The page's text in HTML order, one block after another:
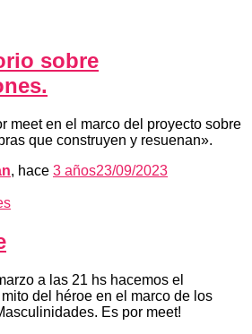
sobre
meet en el marco del proyecto sobre
que construyen y resuenan».
, hace 3 años23/09/2023
a las 21 hs hacemos el
del héroe en el marco de los
Es por meet!